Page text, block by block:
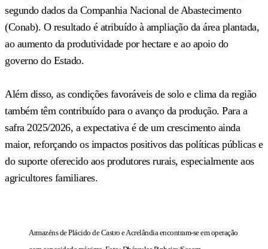
segundo dados da Companhia Nacional de Abastecimento
(Conab). O resultado é atribuído à ampliação da área plantada,
ao aumento da produtividade por hectare e ao apoio do
governo do Estado.
Além disso, as condições favoráveis de solo e clima da região
também têm contribuído para o avanço da produção. Para a
safra 2025/2026, a expectativa é de um crescimento ainda
maior, reforçando os impactos positivos das políticas públicas e
do suporte oferecido aos produtores rurais, especialmente aos
agricultores familiares.
Armazéns de Plácido de Castro e Acrelândia encontram-se em operação